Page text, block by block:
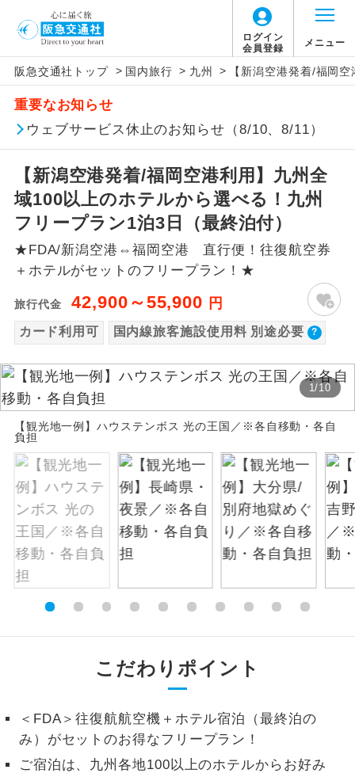
ログイン
会員登録
メニュー
阪急交通社トップ > 国内旅行 > 九州 > 【新潟空港発着/福岡
重要なお知らせ
ウェブサービス休止のお知らせ（8/10、8/11）
【新潟空港発着/福岡空港利用】九州全
域100以上のホテルから選べる！九州
フリープラン1泊3日（最終泊付）
★FDA/新潟空港⇔福岡空港 直行便！往復航空券
＋ホテルがセットのフリープラン！★
旅行代金 42,900～55,900 円
カード利用可 国内線旅客施設使用料 別途必要
1/10
【観光地一例】ハウステンボス 光の王国／※各自移動・各自
負担
こだわりポイント
＜FDA＞往復航航空機＋ホテル宿泊（最終泊の
み）がセットのお得なフリープラン！
ご宿泊は、九州各地100以上のホテルからお好み
【国内旅客施設使用料について】
旅行代金に国内旅客施設使用料は含まれてお
りません。別途お支払いが必要となります。
福岡往復：大人220円、子供100円
アイコン 説明
添乗員同行
往路出発空港（駅）から復路到着空港
（駅）まで同行します。
現地添乗員同
行
現地到着空港（駅）から最終日出発空港
（駅）まで添乗員が同行します。
バスガイド乗
務
バスガイドが乗務し、車内での観光案内
があります。
世界遺産
ユネスコに登録されている文化遺産や自
然遺産を訪ねるコースです。
絶景 絶景スポットに立ち寄るコースです。
温泉 温泉地にも宿泊するコースです。
露天風呂
ご宿泊ホテルに露天風呂が付いていま
す。
ご宿泊ホテルに大浴場が付いています。
全てのお食事が付いていますので、お食
お部屋食
1名様催行
1名様から出発可能な個人型プランで